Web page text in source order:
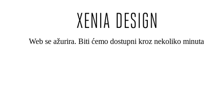
Web se ažurira. Biti ćemo dostupni kroz nekoliko minuta